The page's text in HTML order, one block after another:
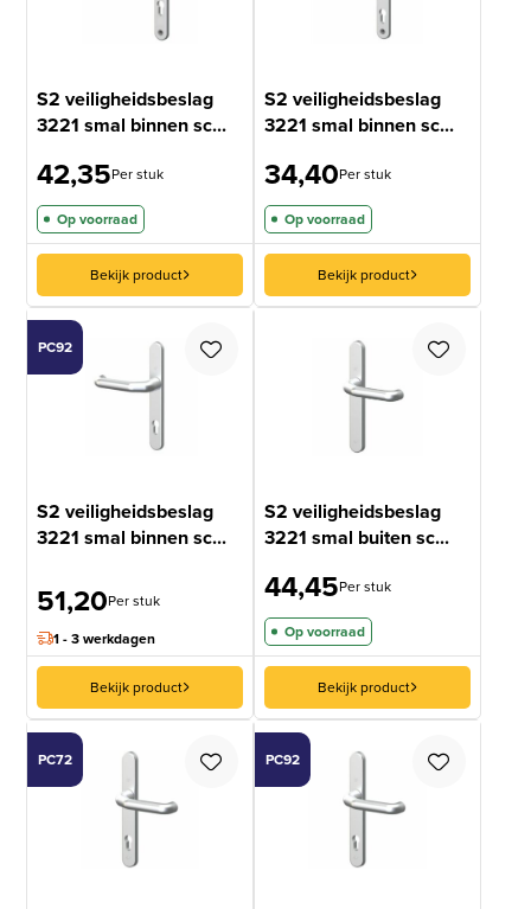
S2 veiligheidsbeslag
3221 smal binnen sc...
42,35Per stuk
Op voorraad
Bekijk product
S2 veiligheidsbeslag
3221 smal binnen sc...
34,40Per stuk
Op voorraad
Bekijk product
PC92
S2 veiligheidsbeslag
3221 smal binnen sc...
51,20Per stuk
1 - 3 werkdagen
Bekijk product
S2 veiligheidsbeslag
3221 smal buiten sc...
44,45Per stuk
Op voorraad
Bekijk product
PC72 PC92